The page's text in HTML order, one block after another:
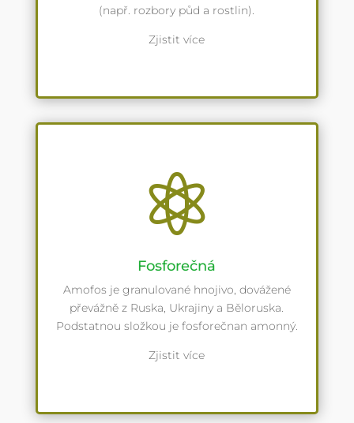
(např. rozbory půd a rostlin).
Zjistit více

Fosforečná
Amofos je granulované hnojivo, dovážené
převážně z Ruska, Ukrajiny a Běloruska.
Podstatnou složkou je fosforečnan amonný.
Zjistit více